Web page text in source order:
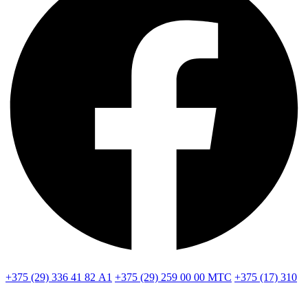
+375 (29) 336 41 82 А1 +375 (29) 259 00 00 МТС +375 (17) 310